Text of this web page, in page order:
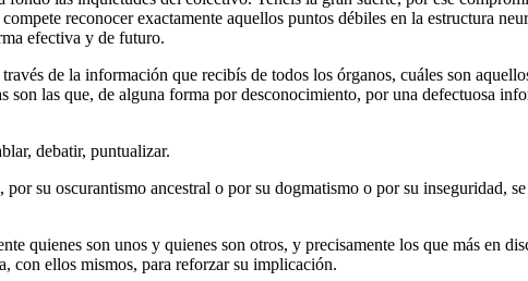
reconocer exactamente aquellos puntos débiles en la estructura
efectiva y de futuro.
de la información que recibís de todos los órganos, cuáles son
son las que, de alguna forma por desconocimiento, por una defectuosa
debatir, puntualizar.
su oscurantismo ancestral o por su dogmatismo o por su inseguridad,
quienes son unos y quienes son otros, y precisamente los que más en
con ellos mismos, para reforzar su implicación.